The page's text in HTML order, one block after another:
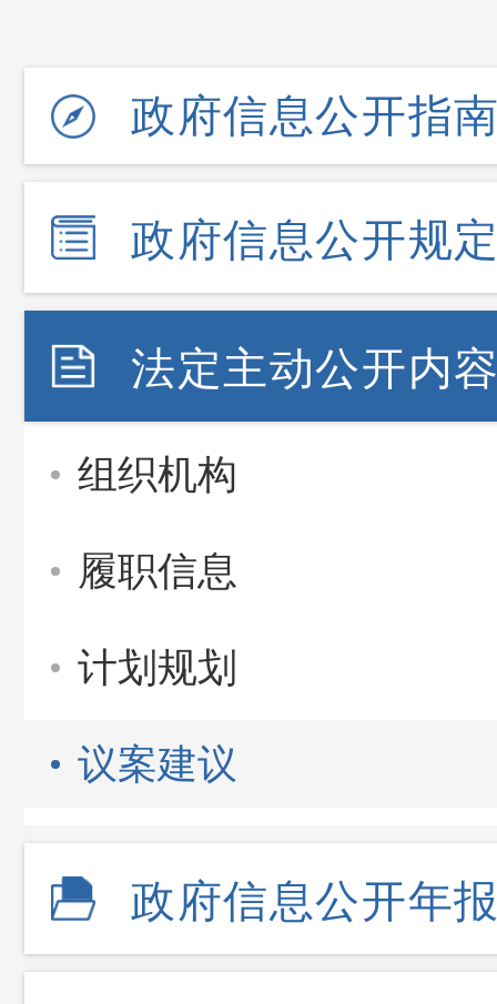
政府信息公开指
政府信息公开规
法定主动公开内
组织机构
履职信息
计划规划
议案建议
政府信息公开年